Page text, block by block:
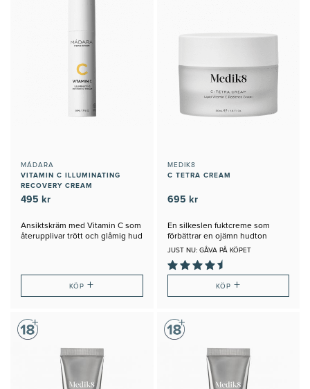
MÁDARA
VITAMIN C ILLUMINATING
RECOVERY CREAM
495 kr
Ansiktskräm med Vitamin C som
återupplivar trött och glåmig hud
KÖP+
MEDIK8
C TETRA CREAM
695 kr
En silkeslen fuktcreme som
förbättrar en ojämn hudton
JUST NU: GÅVA PÅ KÖPET
KÖP +